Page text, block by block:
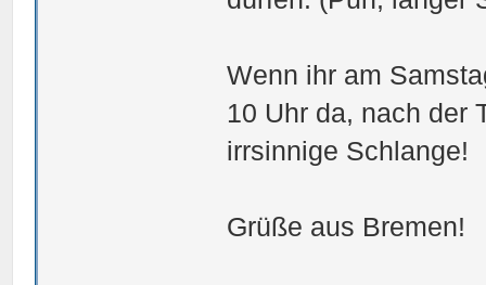
Wenn ihr am
10 Uhr da, nach der
irrsinnige Schlange!
Grüße aus Bremen!